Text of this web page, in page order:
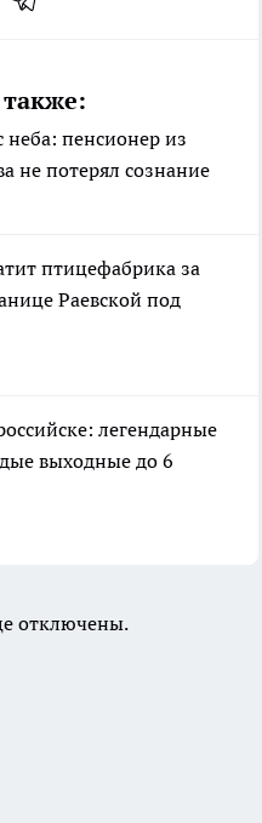
пенсионер из
не потерял сознание
птицефабрика за
Раевской под
легендарные
выходные до 6
отключены.